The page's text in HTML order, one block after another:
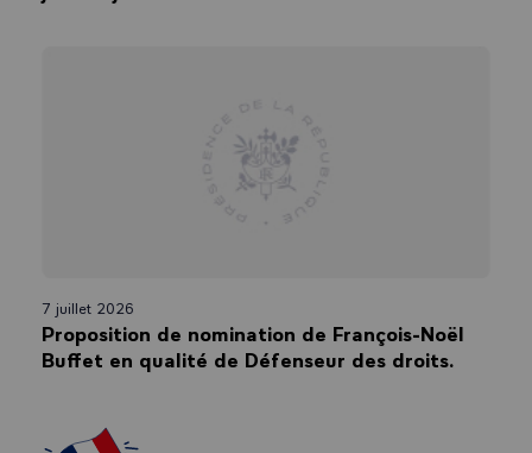
7 juillet 2026
Proposition de nomination de François-Noël
Buffet en qualité de Défenseur des droits.